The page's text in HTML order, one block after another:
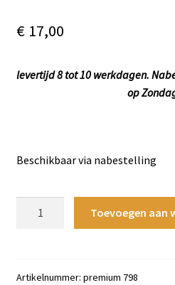
€17,00
levertijd 8 tot 10 werkdagen.
op
Beschikbaar via nabestelling
Aromatisch
Toevoegen aan
Artikelnummer: premium 798